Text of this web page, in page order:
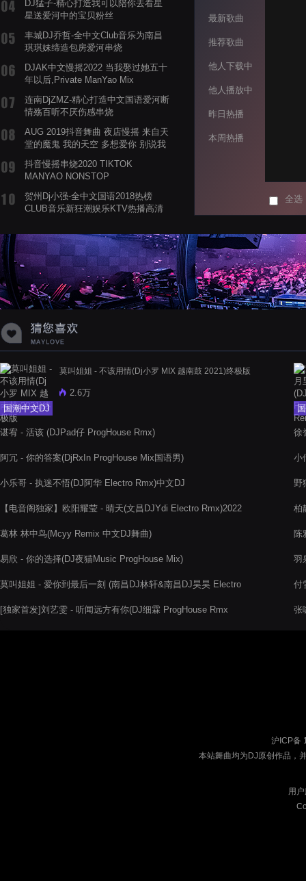
DJ猛子-精心打造我可以陪你去看星
星送爱河中的宝贝粉丝
丰城DJ乔哲-全中文Club音乐为南昌
琪琪妹缔造包房爱河串烧
DJAK中文慢摇2022 当我娶过她五十
年以后,Private ManYao Mix
连南DjZMZ-精心打造中文国语爱河断
情殇百听不厌伤感串烧
AUG 2019抖音舞曲 夜店慢摇 来自天
堂的魔鬼 我的天空 多想爱你 别说我
抖音慢摇串烧2020 TIKTOK
MANYAO NONSTOP
蝉爸爸妈妈爱存在夏天的风是想你的
声音啊
贺州Dj小强-全中文国语2018热榜
CLUB音乐新狂潮娱乐KTV热播高清
最新歌曲
推荐歌曲
他人下载中
他人播放中
昨日热播
本周热播
全选
国潮中文DJ
莫叫姐姐 - 不该用情(Dj小罗 MIX 越南鼓 2021)终极版
2.6万
谌宥 - 活该 (DJPad仔 ProgHouse Rmx)
阿冗 - 你的答案(DjRxIn ProgHouse Mix国语男)
小乐哥 - 执迷不悟(DJ阿华 Electro Rmx)中文DJ
【电音阁独家】欧阳耀莹 - 晴天(文昌DJYdi Electro Rmx)2022
葛林 林中鸟(Mcyy Remix 中文DJ舞曲)
易欣 - 你的选择(DJ夜猫Music ProgHouse Mix)
莫叫姐姐 - 爱你到最后一刻 (南昌DJ林轩&南昌DJ昊昊 Electro
[独家首发]刘艺雯 - 听闻远方有你(DJ细霖 ProgHouse Rmx
徐
小
野
柏
陈
羽
付
张
沪ICP备
本站舞曲均为DJ原创作品，
用